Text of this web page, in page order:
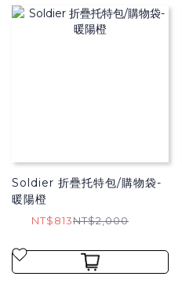
Soldier 折疊托特包/購物袋​-
暖陽橙
NT$813NT$2,000